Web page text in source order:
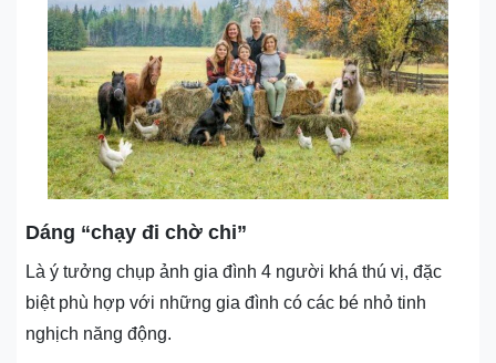
Dáng “chạy đi chờ chi”
Là ý tưởng chụp ảnh gia đình 4 người khá thú vị, đặc
biệt phù hợp với những gia đình có các bé nhỏ tinh
nghịch năng động.